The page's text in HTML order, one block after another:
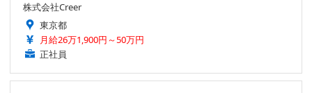
株式会社Creer
東京都
月給26万1,900円～50万円
正社員